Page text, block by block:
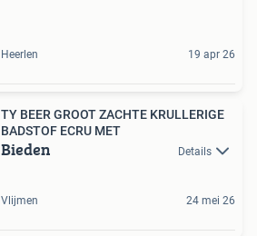
Heerlen 19 apr 26
TY BEER GROOT ZACHTE KRULLERIGE
BADSTOF ECRU MET
Bieden Details
Vlijmen 24 mei 26